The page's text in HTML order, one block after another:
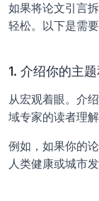
如果将论文引言
轻松。以下是需
1. 介绍你的主
从宏观着眼。介
域专家的读者理
例如，如果你的
人类健康或城市